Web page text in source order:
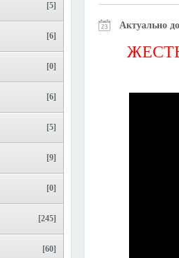
[5]
[6]
[0]
[6]
[5]
[9]
[0]
[245]
[60]
Актуально